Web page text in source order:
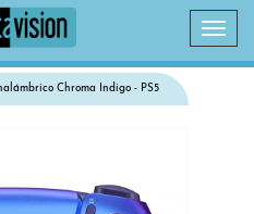
Chroma Indigo - PS5